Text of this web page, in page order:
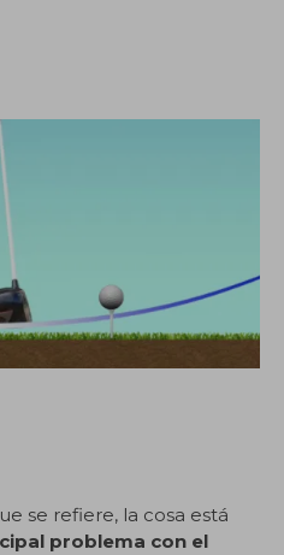
se refiere, la cosa está
problema con el